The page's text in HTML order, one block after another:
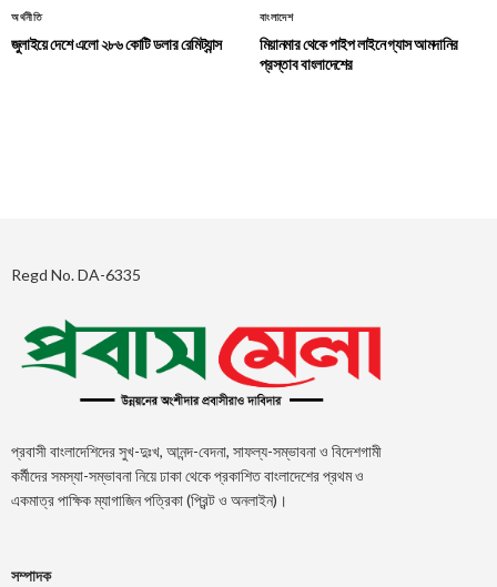
অর্থনীতি
জুলাইয়ে দেশে এলো ২৮৬ কোটি ডলার রেমিট্যান্স
বাংলাদেশ
মিয়ানমার থেকে পাইপ লাইনে গ্যাস আমদানির
প্রস্তাব বাংলাদেশের
Regd No. DA-6335
প্রবাসী বাংলাদেশিদের সুখ-দুঃখ, আনন্দ-বেদনা, সাফল্য-সম্ভাবনা ও বিদেশগামী
কর্মীদের সমস্যা-সম্ভাবনা নিয়ে ঢাকা থেকে প্রকাশিত বাংলাদেশের প্রথম ও
একমাত্র পাক্ষিক ম্যাগাজিন পত্রিকা (প্রিন্ট ও অনলাইন)।
সম্পাদক